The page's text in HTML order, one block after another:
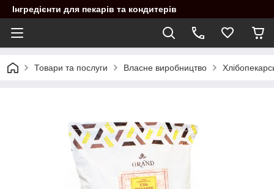
Інгредієнти для пекарів та кондитерів
Товари та послуги Власне виробництво